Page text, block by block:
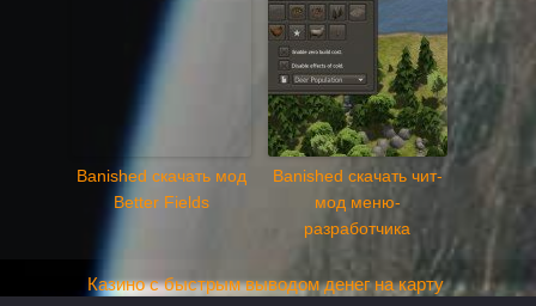
Banished скачать мод
Better Fields
Banished скачать чит-
мод меню-
разработчика
Казино с быстрым выводом денег на карту